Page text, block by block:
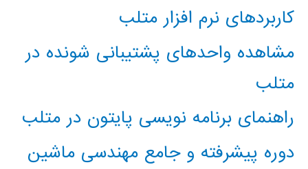
کاربردهای نرم افزار متلب
مشاهده واحدهای پشتیبانی شونده در
متلب
راهنمای برنامه نویسی پایتون در متلب
دوره پیشرفته و جامع مهندسی ماشین